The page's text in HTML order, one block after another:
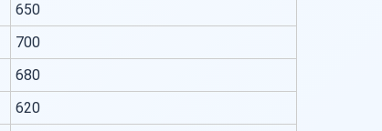
650
700
680
620